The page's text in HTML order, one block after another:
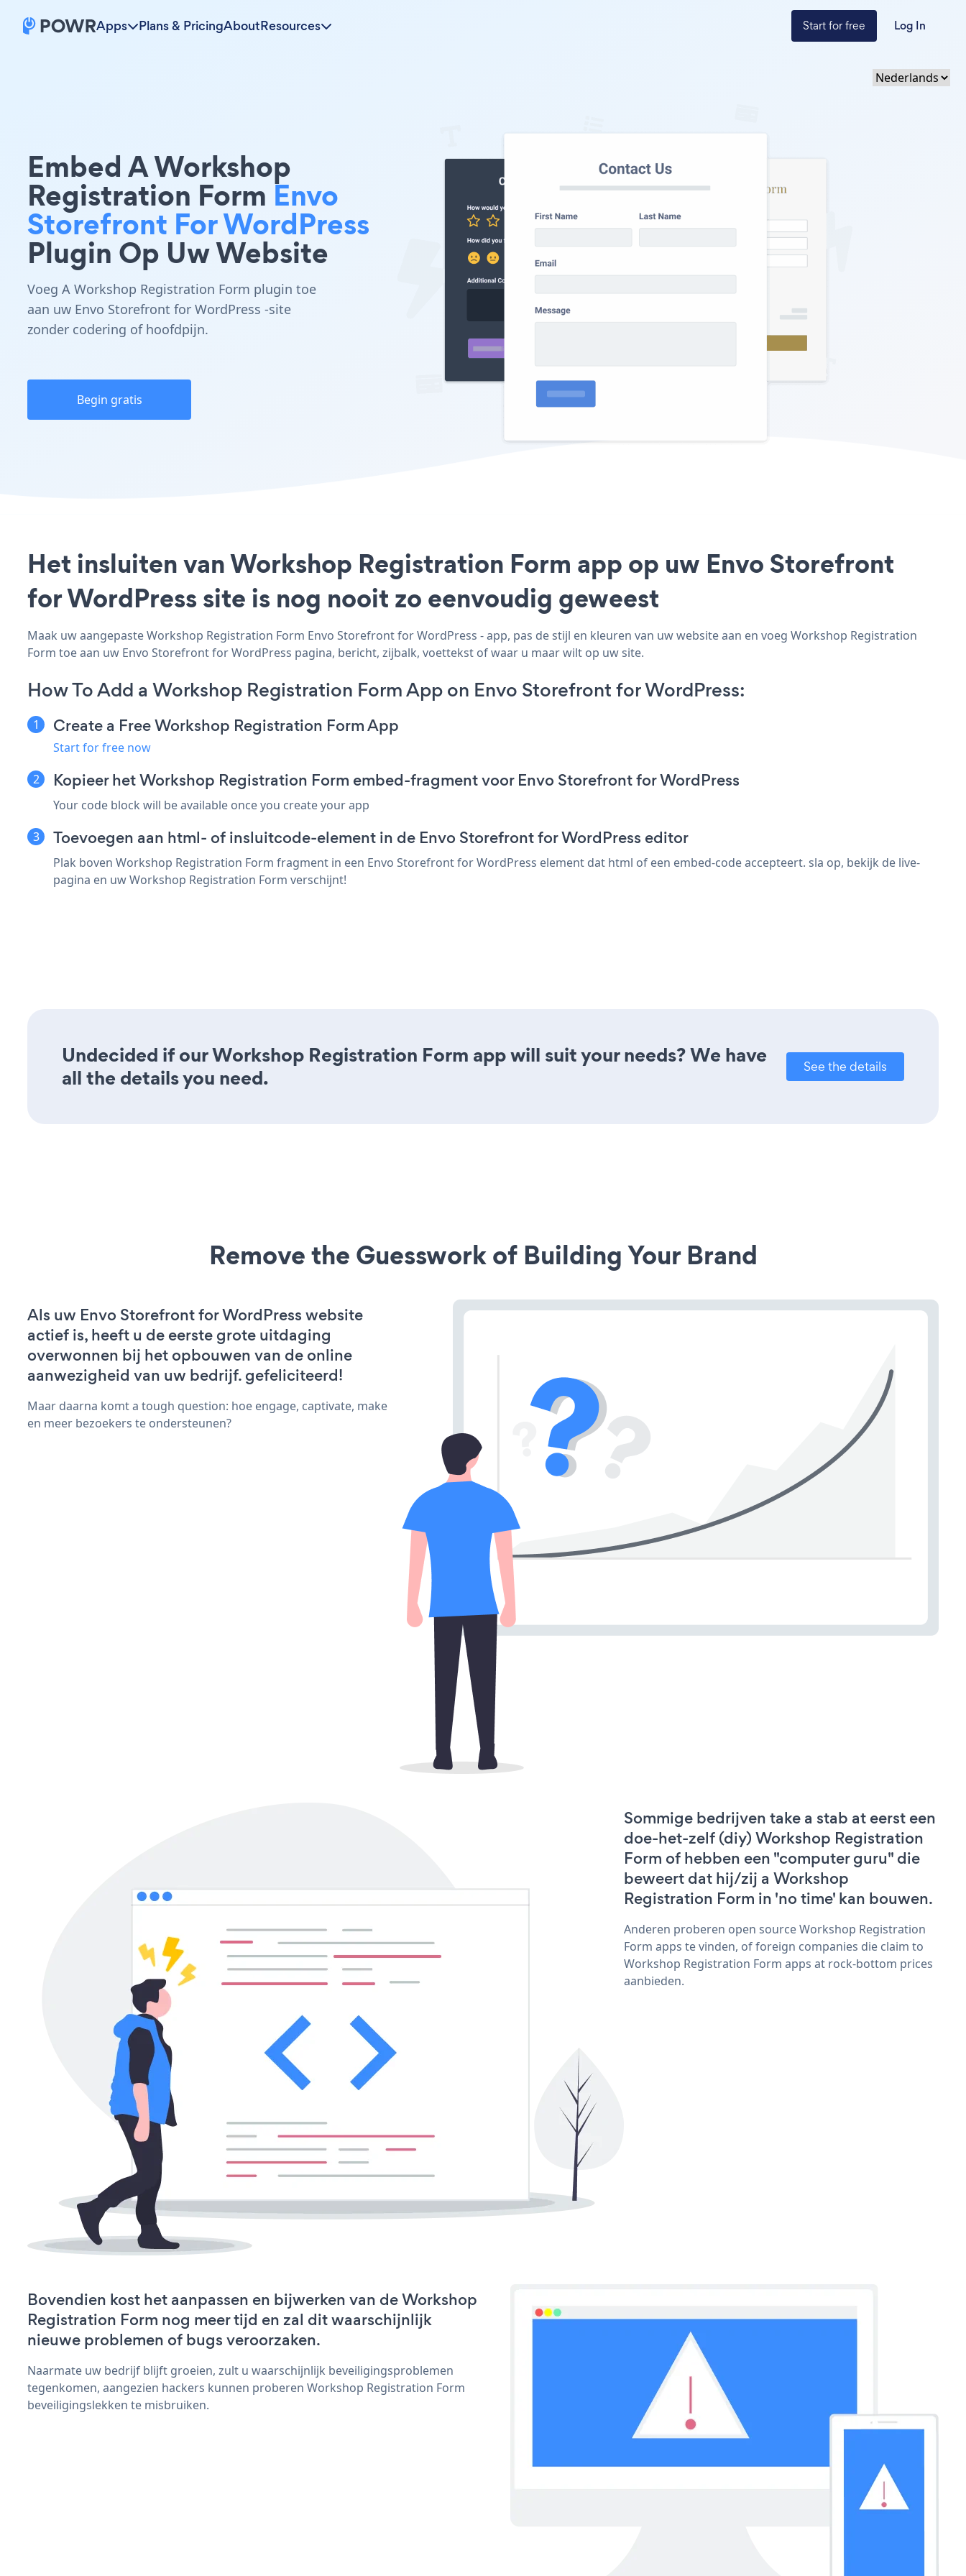
Apps Plans & PricingAboutResources Start for free Log In
Embed A Workshop
Registration Form Envo
Storefront For WordPress
Plugin Op Uw Website
Voeg A Workshop Registration Form plugin toe
aan uw Envo Storefront for WordPress -site
zonder codering of hoofdpijn.
Begin gratis
Het insluiten van Workshop Registration Form app op uw Envo Storefront
for WordPress site is nog nooit zo eenvoudig geweest
Maak uw aangepaste Workshop Registration Form Envo Storefront for WordPress - app, pas de stijl en kleuren van uw website aan en voeg Workshop Registration
Form toe aan uw Envo Storefront for WordPress pagina, bericht, zijbalk, voettekst of waar u maar wilt op uw site.
How To Add a Workshop Registration Form App on Envo Storefront for WordPress:
Create a Free Workshop Registration Form App
Start for free now
Kopieer het Workshop Registration Form embed-fragment voor Envo Storefront for WordPress
Your code block will be available once you create your app
Toevoegen aan html- of insluitcode-element in de Envo Storefront for WordPress editor
Plak boven Workshop Registration Form fragment in een Envo Storefront for WordPress element dat html of een embed-code accepteert. sla op, bekijk de live-
pagina en uw Workshop Registration Form verschijnt!
Undecided if our Workshop Registration Form app will suit your needs? We have
all the details you need.
See the details
Remove the Guesswork of Building Your Brand
Als uw Envo Storefront for WordPress website
actief is, heeft u de eerste grote uitdaging
overwonnen bij het opbouwen van de online
aanwezigheid van uw bedrijf. gefeliciteerd!
Maar daarna komt a tough question: hoe engage, captivate, make
en meer bezoekers te ondersteunen?
Sommige bedrijven take a stab at eerst een
doe-het-zelf (diy) Workshop Registration
Form of hebben een "computer guru" die
beweert dat hij/zij a Workshop
Registration Form in 'no time' kan bouwen.
Anderen proberen open source Workshop Registration
Form apps te vinden, of foreign companies die claim to
Workshop Registration Form apps at rock-bottom prices
aanbieden.
Bovendien kost het aanpassen en bijwerken van de Workshop
Registration Form nog meer tijd en zal dit waarschijnlijk
nieuwe problemen of bugs veroorzaken.
Naarmate uw bedrijf blijft groeien, zult u waarschijnlijk beveiligingsproblemen
tegenkomen, aangezien hackers kunnen proberen Workshop Registration Form
beveiligingslekken te misbruiken.